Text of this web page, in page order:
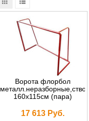
Ворота флорбол
160х115см (пара)
17 613 Руб.